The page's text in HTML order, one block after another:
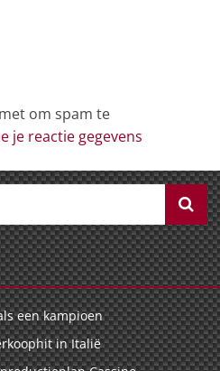
om spam te
je reactie gegevens
een kampioen
in Italië